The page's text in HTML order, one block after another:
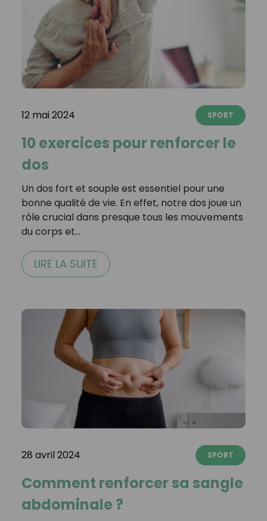
12 mai 2024 SPORT
10 exercices pour renforcer le
dos
Un dos fort et souple est essentiel pour une
bonne qualité de vie. En effet, notre dos joue un
rôle crucial dans presque tous les mouvements
du corps et…
LIRE LA SUITE
28 avril 2024 SPORT
Comment renforcer sa sangle
abdominale ?